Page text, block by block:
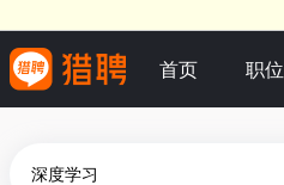
首页 职位